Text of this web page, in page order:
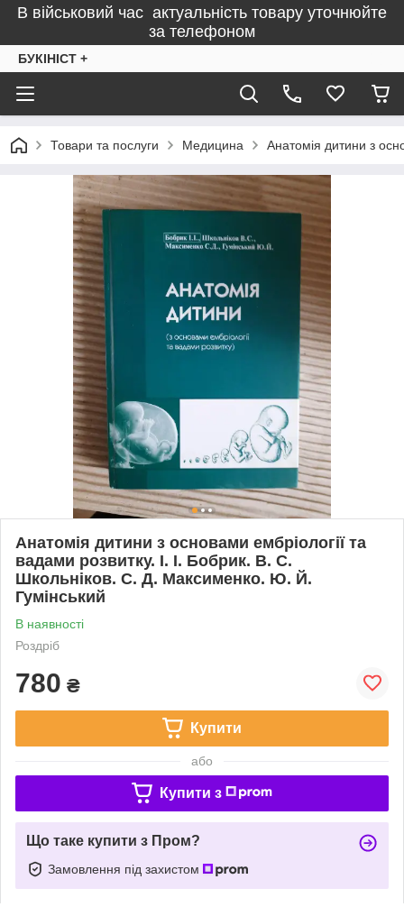
В військовий час актуальність товару уточнюйте
за телефоном
БУКІНІСТ +
Товари та послуги Медицина Анатомія дитини з
Анатомія дитини з основами ембріології та
вадами розвитку. І. І. Бобрик. В. С.
Школьніков. С. Д. Максименко. Ю. Й.
Гумінський
В наявності
Роздріб
780 ₴
Купити
або
Купити з
Що таке купити з Пром?
Замовлення під захистом